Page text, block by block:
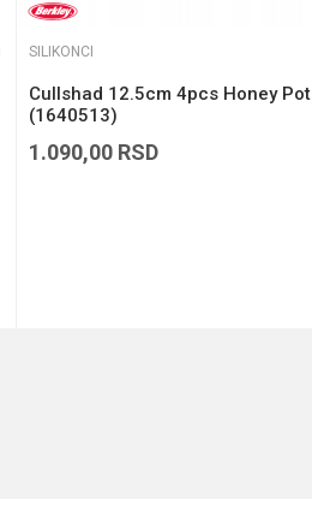
SILIKONCI
Cullshad 12.5cm 4pcs Honey Pot
(1640513)
1.090,00 RSD